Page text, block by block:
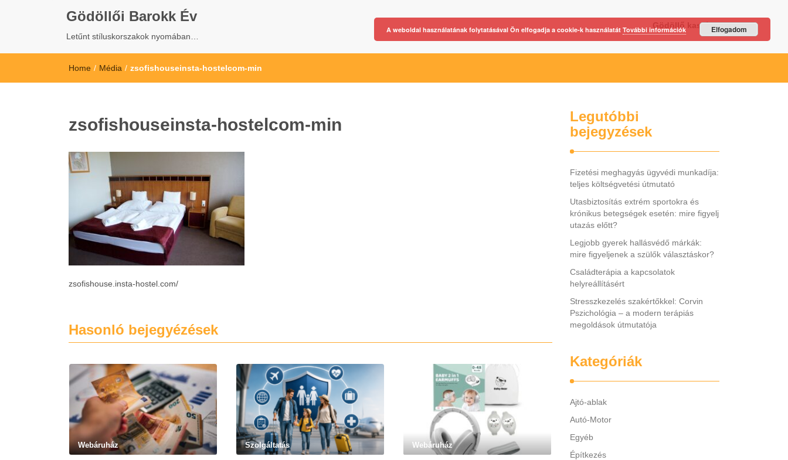
Gödöllői Barokk Év
Letűnt stíluskorszakok nyomában…
Gödöllő kastély
Home / Média / zsofishouseinsta-hostelcom-min
zsofishouseinsta-hostelcom-min
zsofishouse.insta-hostel.com/
Hasonló bejegyézések
Webáruház Szolgáltatás Webáruház
Legutóbbi
bejegyzések
Fizetési meghagyás ügyvédi munkadíja:
teljes költségvetési útmutató
Utasbiztosítás extrém sportokra és
krónikus betegségek esetén: mire figyelj
utazás előtt?
Legjobb gyerek hallásvédő márkák:
mire figyeljenek a szülők választáskor?
Családterápia a kapcsolatok
helyreállításért
Stresszkezelés szakértőkkel: Corvin
Pszichológia – a modern terápiás
megoldások útmutatója
Kategóriák
Ajtó-ablak
Autó-Motor
Egyéb
Építkezés
A weboldal használatának folytatásával Ön elfogadja a cookie-k használatát További információk Elfogadom